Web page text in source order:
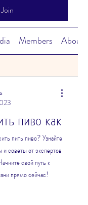
Join
Members About
пиво как
пить пиво? Узнайте
советы от экспертов
свой путь к
прямо сейчас!